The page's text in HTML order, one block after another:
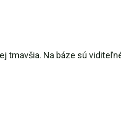
tmavšia. Na báze sú